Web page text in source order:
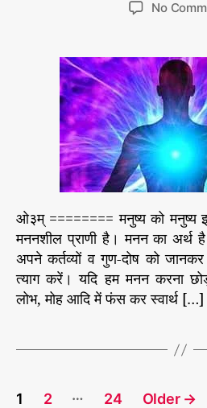
a
u
t
h
o
r
No
ओ३म् ======== मनुष्य को मनुष्य
मननशील प्राणी है। मनन का अर्थ
अपने कर्तव्यों व गुण-दोष को
त्याग करें। यदि हम मनन करना
लोभ, मोह आदि में फंस कर स्वार्थ […]
1 2 … 24 Older →